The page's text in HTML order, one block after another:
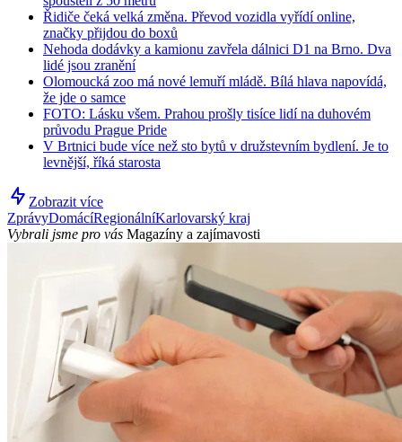
Řidiče čeká velká změna. Převod vozidla vyřídí online,
značky přijdou do boxů
Nehoda dodávky a kamionu zavřela dálnici D1 na Brno. Dva
lidé jsou zranění
Olomoucká zoo má nové lemuří mládě. Bílá hlava napovídá,
že jde o samce
FOTO: Lásku všem. Prahou prošly tisíce lidí na duhovém
průvodu Prague Pride
V Brtnici bude více než sto bytů v družstevním bydlení. Je to
levnější, říká starosta
Zobrazit více
ZprávyDomácíRegionálníKarlovarský kraj
Vybrali jsme pro vás Magazíny a zajímavosti